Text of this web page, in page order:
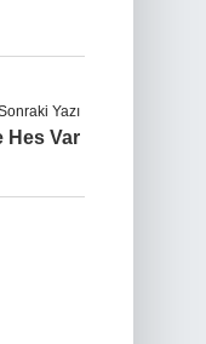
Yazı
Hes Var